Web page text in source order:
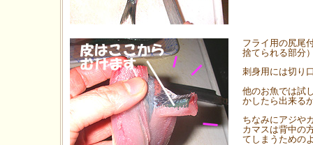
フライ用の尻尾
捨てられる部分
刺身用には切り
他のお魚では試
かしたら出来る
ちなみにアジや
カマスは背中の
てしまうための